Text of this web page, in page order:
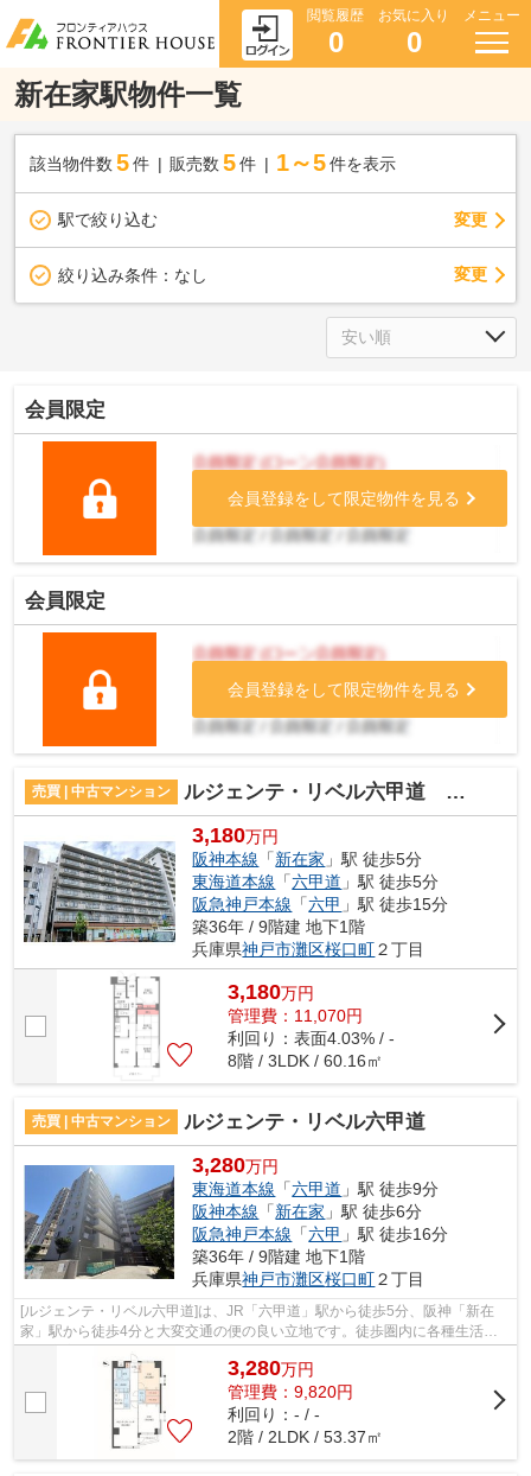
閲覧履歴
0
お気に入り
0
メニュー
新在家駅物件一覧
該当物件数 5件 販売数 5 件 1～5 件を表示
駅で絞り込む 変更
絞り込み条件： なし 変更
会員限定
会員登録をして限定物件を見る
会員限定
会員登録をして限定物件を見る
売買 | 中古マンション ルジェンテ・リベル六甲道 オーナーチェンジ物件
3,180万円
阪神本線 「新在家 」駅 徒歩5分
東海道本線 「六甲道 」駅 徒歩5分
阪急神戸本線 「六甲 」駅 徒歩15分
築36年 / 9階建 地下1階
兵庫県神戸市灘区桜口町２丁目
3,180万円
管理費：11,070円
利回り：表面4.03% / -
8階 / 3LDK / 60.16㎡
売買 | 中古マンション ルジェンテ・リベル六甲道
3,280万円
東海道本線 「六甲道 」駅 徒歩9分
阪神本線 「新在家 」駅 徒歩6分
阪急神戸本線 「六甲 」駅 徒歩16分
築36年 / 9階建 地下1階
兵庫県神戸市灘区桜口町２丁目
[ルジェンテ・リベル六甲道]は、JR「六甲道」駅から徒歩5分、阪神「新在
家」駅から徒歩4分と大変交通の便の良い立地です。徒歩圏内に各種生活施
設が充実しています。 人気の小中学校区...
3,280万円
管理費：9,820円
利回り：- / -
2階 / 2LDK / 53.37㎡